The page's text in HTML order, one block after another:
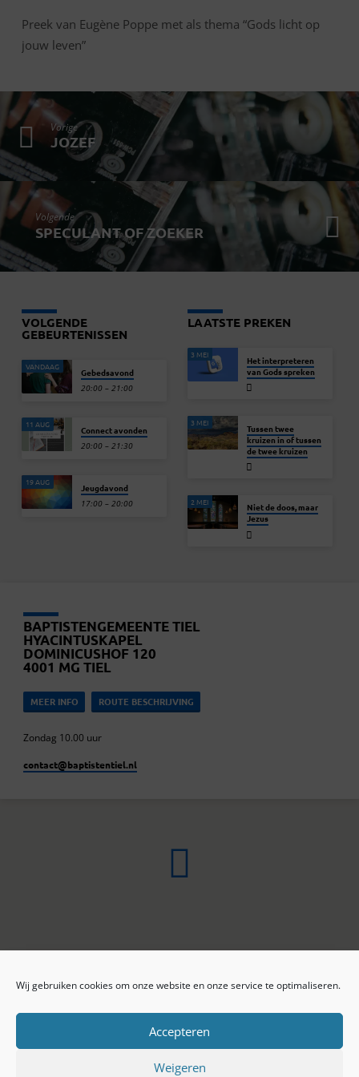
Wij gebruiken cookies om onze website en onze service te optimaliseren.
Accepteren
Weigeren
Preek van Eugène Poppe met als thema “Gods licht op
jouw leven”
Vorige
JOZEF
Volgende
SPECULANT OF ZOEKER
VOLGENDE
GEBEURTENISSEN
VANDAAG Gebedsavond
20:00 – 21:00
11 AUG Connect avonden
20:00 – 21:30
19 AUG Jeugdavond
17:00 – 20:00
LAATSTE PREKEN
3 MEI
Het interpreteren
van Gods spreken
3 MEI
Tussen twee
kruizen in of tussen
de twee kruizen
2 MEI
Niet de doos, maar
Jezus
BAPTISTENGEMEENTE TIEL
HYACINTUSKAPEL
DOMINICUSHOF 120
4001 MG TIEL
MEER INFO ROUTE BESCHRIJVING
Zondag 10.00 uur
contact​@baptistentiel.nl
ONLINE ARCHIEF
Privacy beleid